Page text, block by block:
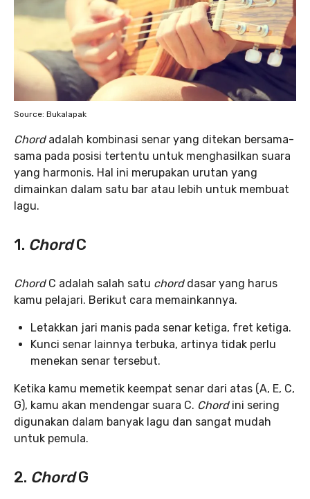
Source: Bukalapak
Chordadalah kombinasi senar yang ditekan bersama-
sama pada posisi tertentu untuk menghasilkan suara
yang harmonis. Hal ini merupakan urutan yang
dimainkan dalam satu bar atau lebih untuk membuat
lagu.
1. ChordC
ChordC adalah salah satu chorddasar yang harus
kamu pelajari. Berikut cara memainkannya.
Letakkan jari manis pada senar ketiga, fret ketiga.
Kunci senar lainnya terbuka, artinya tidak perlu
menekan senar tersebut.
Ketika kamu memetik keempat senar dari atas (A, E, C,
G), kamu akan mendengar suara C. Chordini sering
digunakan dalam banyak lagu dan sangat mudah
untuk pemula.
2. ChordG